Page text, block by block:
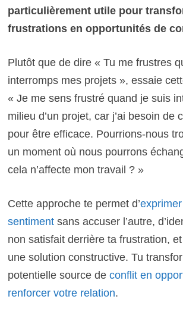
particulièrement utile pour
frustrations en opportunités de
Plutôt que de dire « Tu me frustres
interromps mes projets », essaie
« Je me sens frustré quand je suis
milieu d’un projet, car j’ai besoin de
pour être efficace. Pourrions-nous
un moment où nous pourrons
cela n’affecte mon travail ? »
Cette approche te permet d’
sentimentsans accuser l’autre,
non satisfait derrière ta frustration,
une solution constructive. Tu
potentielle source de conflit en
renforcer votre relation.